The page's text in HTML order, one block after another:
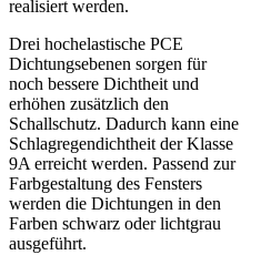
realisiert werden.
Drei hochelastische PCE
Dichtungsebenen sorgen für
noch bessere Dichtheit und
erhöhen zusätzlich den
Schallschutz. Dadurch kann eine
Schlagregendichtheit der Klasse
9A erreicht werden. Passend zur
Farbgestaltung des Fensters
werden die Dichtungen in den
Farben schwarz oder lichtgrau
ausgeführt.